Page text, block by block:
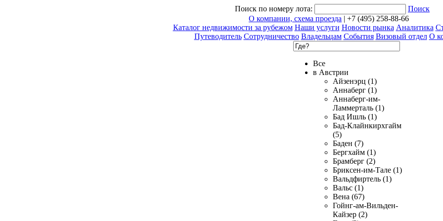
Поиск по номеру лота:
Поиск
О компании, схема проезда | +7 (495) 258-88-66
Каталог недвижимости за рубежом Наши услуги Новости рынка Аналитика
Путеводитель Сотрудничество Владельцам События Визовый отдел О
Все
в Австрии
Айзенэрц (1)
Аннаберг (1)
Аннаберг-им-
Ламмерталь (1)
Бад Ишль (1)
Бад-Клайнкирхгайм
(5)
Баден (7)
Бергхайм (1)
Брамберг (2)
Бриксен-им-Тале (1)
Вальдфиртель (1)
Вальс (1)
Вена (67)
Гойнг-ам-Вильден-
Кайзер (2)